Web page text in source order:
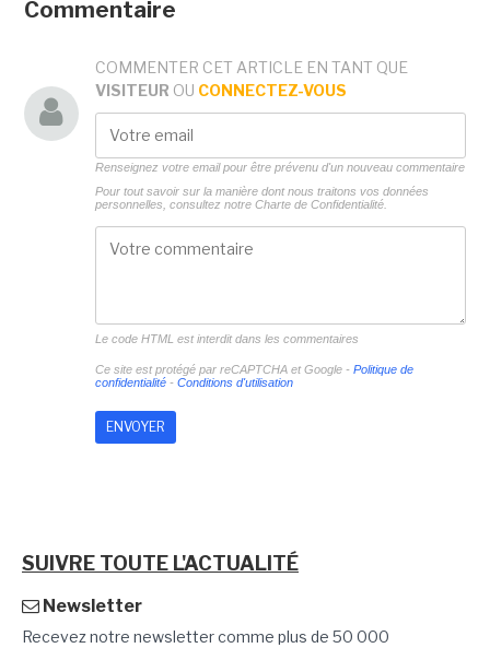
Commentaire
COMMENTER CET ARTICLE EN TANT QUE
VISITEUR OU CONNECTEZ-VOUS
Renseignez votre email pour être prévenu d'un nouveau commentaire
Pour tout savoir sur la manière dont nous traitons vos données
personnelles, consultez notre Charte de Confidentialité.
Le code HTML est interdit dans les commentaires
Ce site est protégé par reCAPTCHA et Google - Politique de
confidentialité- Conditions d'utilisation
SUIVRE TOUTE L'ACTUALITÉ
Newsletter
Recevez notre newsletter comme plus de 50 000